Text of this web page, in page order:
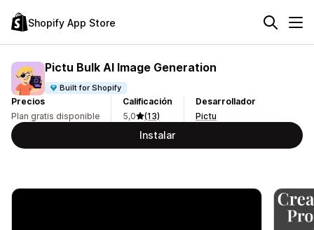
Shopify App Store
Pictu Bulk AI Image Generation
Built for Shopify
Precios
Plan gratis disponible
Calificación
5,0
(13)
Desarrollador
Pictu
Instalar